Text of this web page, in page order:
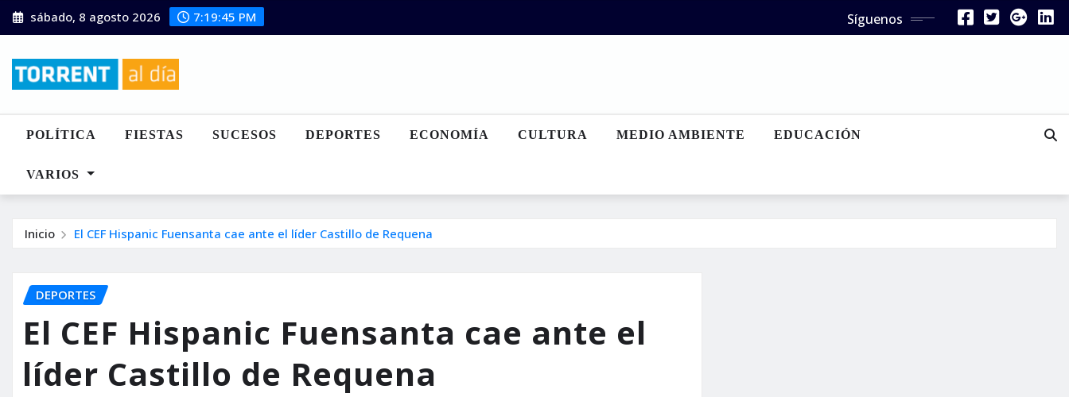
Saltar
al
sábado, 8 agosto 2026 7:19:46 PM Síguenos
POLÍTICA FIESTAS SUCESOS DEPORTES ECONOMÍA CULTURA MEDIO AMBIENTE EDUCACIÓN
VARIOS
Inicio El CEF Hispanic Fuensanta cae ante el líder Castillo de Requena
DEPORTES
El CEF Hispanic Fuensanta cae ante el
líder Castillo de Requena